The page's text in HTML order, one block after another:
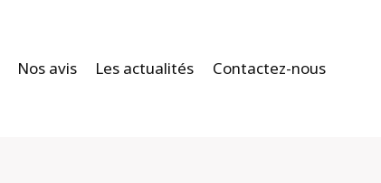
Nos avis Les actualités Contactez-nous